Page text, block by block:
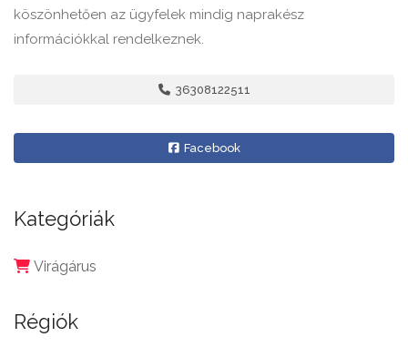
köszönhetően az ügyfelek mindig naprakész
információkkal rendelkeznek.
36308122511
Facebook
Kategóriák
Virágárus
Régiók